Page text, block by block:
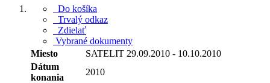
Do košíka
Trvalý odkaz
Zdielať
Vybrané dokumenty
Miesto
SATELIT 29.09.2010 - 10.10.2010
Dátum
konania
2010